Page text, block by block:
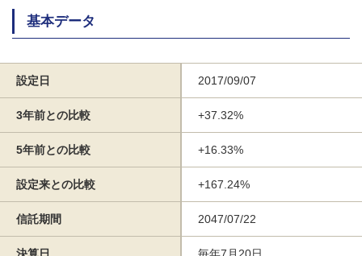
基本データ
設定日 2017/09/07
3年前との比較 +37.32%
5年前との比較 +16.33%
設定来との比較 +167.24%
信託期間 2047/07/22
決算日 毎年7月20日